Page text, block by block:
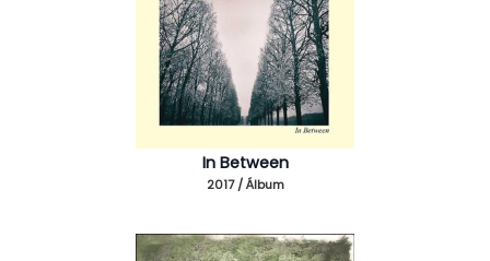
In Between
2017 / Álbum